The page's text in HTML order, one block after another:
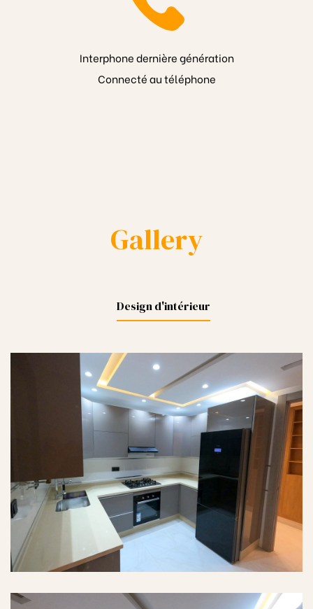
Interphone dernière génération
Connecté au téléphone
Gallery
Design d'intérieur